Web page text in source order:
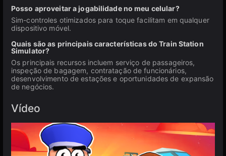
Posso aproveitar a jogabilidade no meu celular?
Sim-controles otimizados para toque facilitam em qualquer
dispositivo móvel.
Quais são as principais características do Train Station
Simulator?
Os principais recursos incluem serviço de passageiros,
inspeção de bagagem, contratação de funcionários,
desenvolvimento de estações e oportunidades de expansão
de negócios.
Vídeo